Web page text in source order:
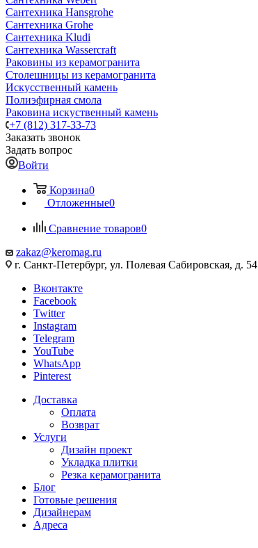
Сантехника Hansgrohe
Сантехника Grohe
Сантехника Kludi
Сантехника Wassercraft
Раковины из керамогранита
Столешницы из керамогранита
Искусственный камень
Полиэфирная смола
Раковина искуственный камень
+7 (812) 317-33-73
Заказать звонок
Задать вопрос
Войти
Корзина0
Отложенные0
Сравнение товаров0
zakaz@keromag.ru
г. Санкт-Петербург, ул. Полевая Сабировская, д. 54
Вконтакте
Facebook
Twitter
Instagram
Telegram
YouTube
WhatsApp
Pinterest
Доставка
Оплата
Возврат
Услуги
Дизайн проект
Укладка плитки
Резка керамогранита
Блог
Готовые решения
Дизайнерам
Адреса